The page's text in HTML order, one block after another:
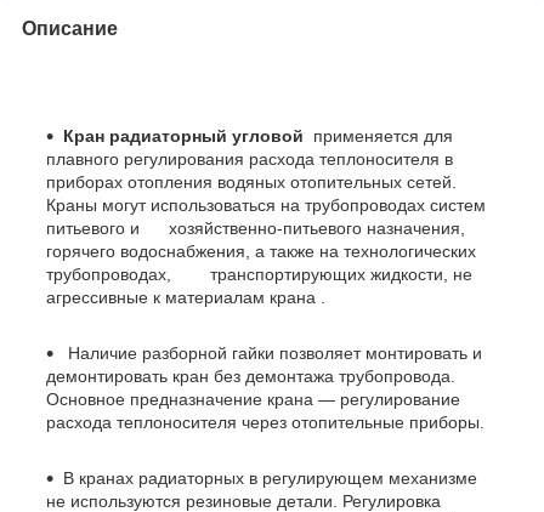
Описание
Кран радиаторный угловой применяется для
плавного регулирования расхода теплоносителя в
приборах отопления водяных отопительных сетей.
Краны могут использоваться на трубопроводах систем
питьевого и хозяйственно-питьевого назначения,
горячего водоснабжения, а также на технологических
трубопроводах, транспортирующих жидкости, не
агрессивные к материалам крана .
Наличие разборной гайки позволяет монтировать и
демонтировать кран без демонтажа трубопровода.
Основное предназначение крана — регулирование
расхода теплоносителя через отопительные приборы.
В кранах радиаторных в регулирующем механизме
не используются резиновые детали. Регулировка